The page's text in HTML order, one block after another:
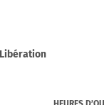
Libération